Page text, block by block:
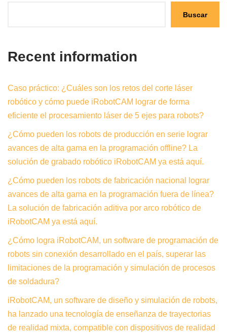
Buscar
Recent information
Caso práctico: ¿Cuáles son los retos del corte láser
robótico y cómo puede iRobotCAM lograr de forma
eficiente el procesamiento láser de 5 ejes para robots?
¿Cómo pueden los robots de producción en serie lograr
avances de alta gama en la programación offline? La
solución de grabado robótico iRobotCAM ya está aquí.
¿Cómo pueden los robots de fabricación nacional lograr
avances de alta gama en la programación fuera de línea?
La solución de fabricación aditiva por arco robótico de
iRobotCAM ya está aquí.
¿Cómo logra iRobotCAM, un software de programación de
robots sin conexión desarrollado en el país, superar las
limitaciones de la programación y simulación de procesos
de soldadura?
iRobotCAM, un software de diseño y simulación de robots,
ha lanzado una tecnología de enseñanza de trayectorias
de realidad mixta, compatible con dispositivos de realidad